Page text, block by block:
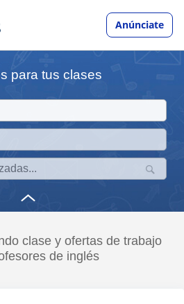
Anúnciate
para tus clases
clase y ofertas de trabajo
de inglés